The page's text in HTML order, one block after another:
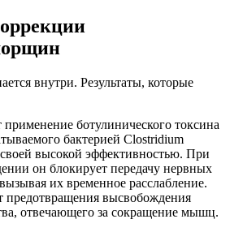
внутри. Результаты, которые
ботулинического токсина
бактерией Clostridium
высокой эффективностью. При
он блокирует передачу нервных
их временное расслабление.
предотвращения высвобождения
отвечающего за сокращение мышц.